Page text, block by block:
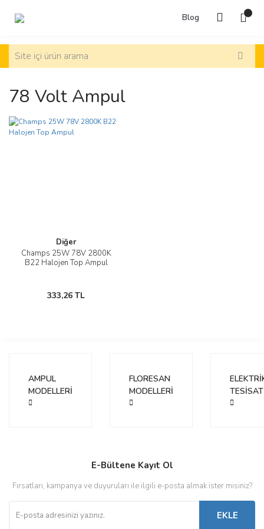
Blog
78 Volt Ampul
Diğer
Champs 25W 78V 2800K
B22 Halojen Top Ampul
333,26 TL
AMPUL
MODELLERİ
FLORESAN
MODELLERİ
TESİSAT
E-Bültene Kayıt Ol
Fırsatları, kampanya ve duyuruları ile ilgili e-posta almak ister misiniz?
EKLE